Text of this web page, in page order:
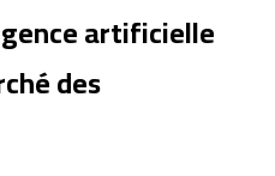
artificielle
des